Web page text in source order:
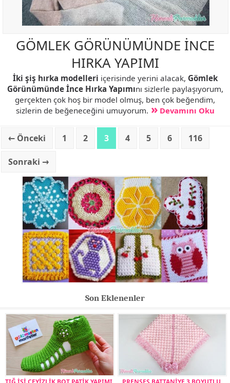
GÖMLEK GÖRÜNÜMÜNDE İNCE
HIRKA YAPIMI
İki şiş hırka modelleri içerisinde yerini alacak, Gömlek
Görünümünde İnce Hırka Yapımını sizlerle paylaşıyorum,
gerçekten çok hoş bir model olmuş, ben çok beğendim,
sizlerin de beğeneceğini umuyorum.
Devamını Oku
← Önceki 1 2 3 4 5 6 116
Sonraki →
Son Eklenenler